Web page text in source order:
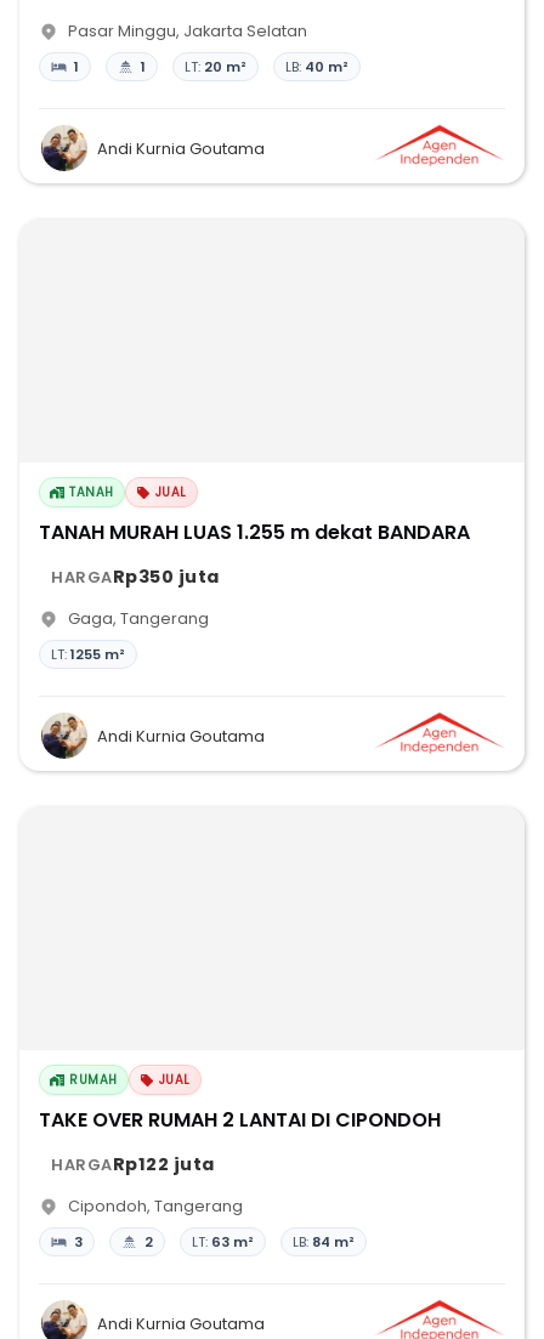
Pasar Minggu, Jakarta Selatan
1 1 LT: 20 m² LB: 40 m²
Andi Kurnia Goutama
TANAH JUAL
TANAH MURAH LUAS 1.255 m dekat BANDARA
HARGARp350 juta
Gaga, Tangerang
LT:1255 m²
Andi Kurnia Goutama
RUMAH JUAL
TAKE OVER RUMAH 2 LANTAI DI CIPONDOH
HARGARp122 juta
Cipondoh, Tangerang
3 2 LT: 63 m² LB: 84 m²
Andi Kurnia Goutama